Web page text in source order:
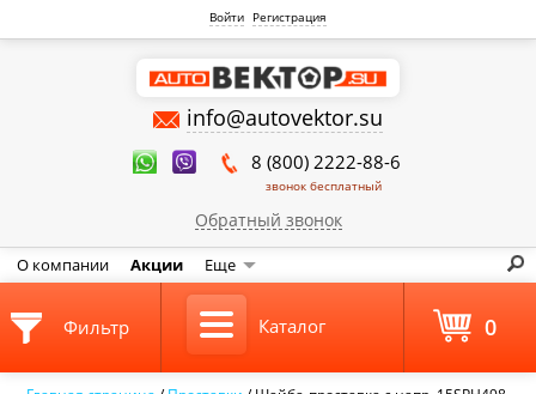
Войти Регистрация
info@autovektor.su
8 (800) 2222-88-6
звонок бесплатный
Обратный звонок
О компании Акции Еще
Фильтр Каталог 0